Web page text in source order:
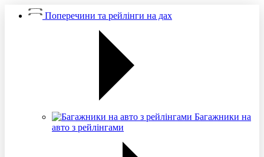
Поперечини та рейлінги на дах
Багажники на
авто з рейлінгами